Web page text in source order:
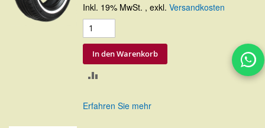
Inkl. 19% MwSt. , exkl. Versandkosten
In den Warenkorb
Erfahren Sie mehr